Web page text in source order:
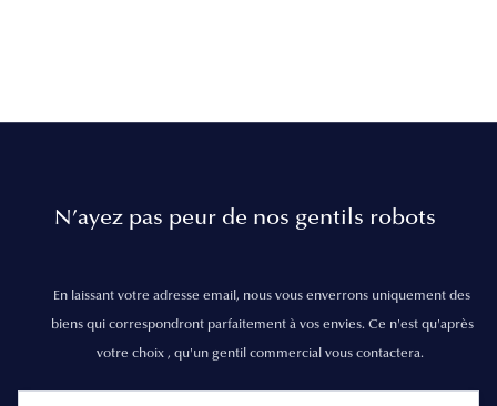
N’ayez pas peur de nos gentils robots
En laissant votre adresse email, nous vous enverrons uniquement des
biens qui correspondront parfaitement à vos envies. Ce n'est qu'après
votre choix , qu'un gentil commercial vous contactera.